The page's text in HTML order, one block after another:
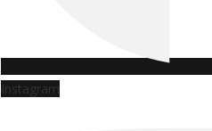
Instagram